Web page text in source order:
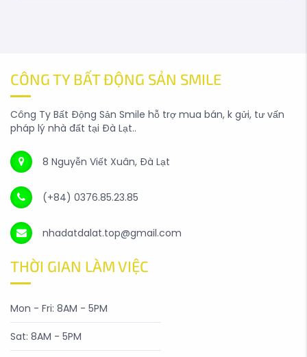
CÔNG TY BẤT ĐỘNG SẢN SMILE
Công Ty Bất Động Sản Smile hỗ trợ mua bán, k gửi, tư vấn
pháp lý nhà đất tại Đà Lạt..
8 Nguyễn Viết Xuân, Đà Lạt
(+84) 0376.85.23.85
nhadatdalat.top@gmail.com
THỜI GIAN LÀM VIỆC
Mon - Fri: 8AM - 5PM
Sat: 8AM - 5PM